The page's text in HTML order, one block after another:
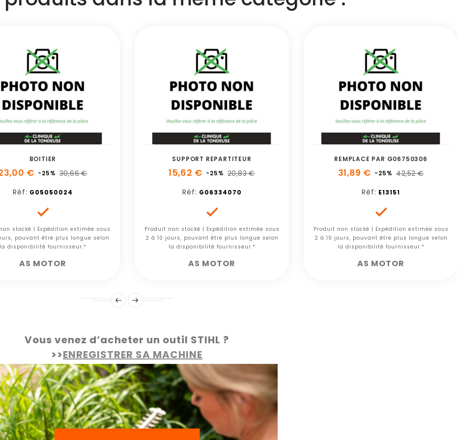
BOITIER
€ -25% 30,66 €
Réf: G05050024

stocké | Expédition estimée sous
pouvant être plus longue selon
la disponibilité fournisseur.*
AS MOTOR
SUPPORT REPARTITEUR
15,62 € -25% 20,83 €
Réf: G06334070

Produit non stocké | Expédition estimée sous
2 à 10 jours, pouvant être plus longue selon
la disponibilité fournisseur.*
AS MOTOR
REMPLACE PAR G06750306
31,89 € -25% 42,52 €
Réf: E13151

Produit non stocké | Expédition estimée sous
2 à 10 jours, pouvant être plus longue selon
la disponibilité fournisseur.*
AS MOTOR
Vous venez d’acheter un outil STIHL ?
>>ENREGISTRER SA MACHINE